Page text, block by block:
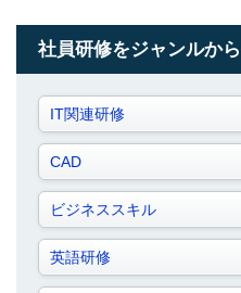
社員研修をジャンルか
IT関連研修
CAD
ビジネススキル
英語研修